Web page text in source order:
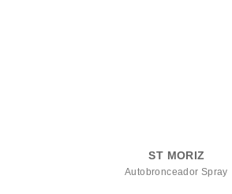
ST MORIZ
Autobronceador Spray